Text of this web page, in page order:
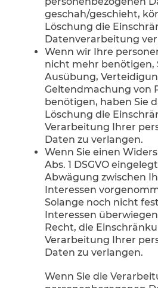
geschah/geschieht,
Löschung die
Datenverarbeitung
Wenn wir Ihre
nicht mehr benötigen,
Ausübung,
Geltendmachung von
benötigen, haben Sie
Löschung die
Verarbeitung Ihrer
Daten zu verlangen.
Wenn Sie einen
Abs. 1 DSGVO
Abwägung zwischen
Interessen
Solange noch nicht
Interessen
Recht, die
Verarbeitung Ihrer
Daten zu verlangen.
Wenn Sie die